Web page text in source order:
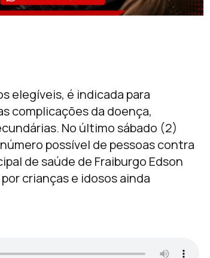
elegíveis, é indicada para
complicações da doença,
No último sábado (2)
possível de pessoas contra
de saúde de Fraiburgo Edson
crianças e idosos ainda